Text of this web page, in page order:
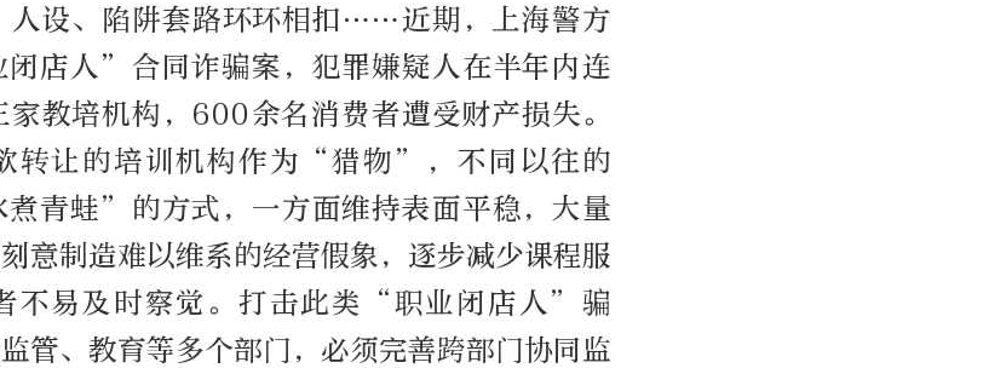
设、陷阱套路环环相扣……近期，上海警方
店人”合同诈骗案，犯罪嫌疑人在半年内连
教培机构，600余名消费者遭受财产损失。
转让的培训机构作为“猎物”，不同以往的
青蛙”的方式，一方面维持表面平稳，大量
意制造难以维系的经营假象，逐步减少课程服
不易及时察觉。打击此类“职业闭店人”骗
管、教育等多个部门，必须完善跨部门协同监